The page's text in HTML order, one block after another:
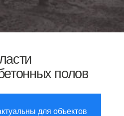
полов
для объектов